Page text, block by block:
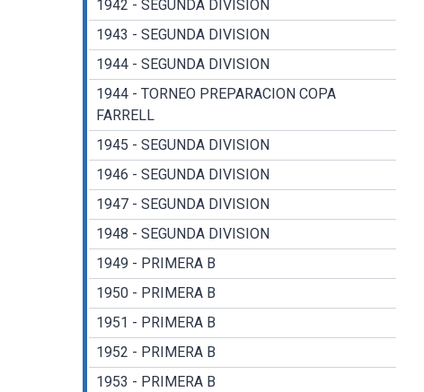
1942 - SEGUNDA DIVISION
1943 - SEGUNDA DIVISION
1944 - SEGUNDA DIVISION
1944 - TORNEO PREPARACION COPA
FARRELL
1945 - SEGUNDA DIVISION
1946 - SEGUNDA DIVISION
1947 - SEGUNDA DIVISION
1948 - SEGUNDA DIVISION
1949 - PRIMERA B
1950 - PRIMERA B
1951 - PRIMERA B
1952 - PRIMERA B
1953 - PRIMERA B